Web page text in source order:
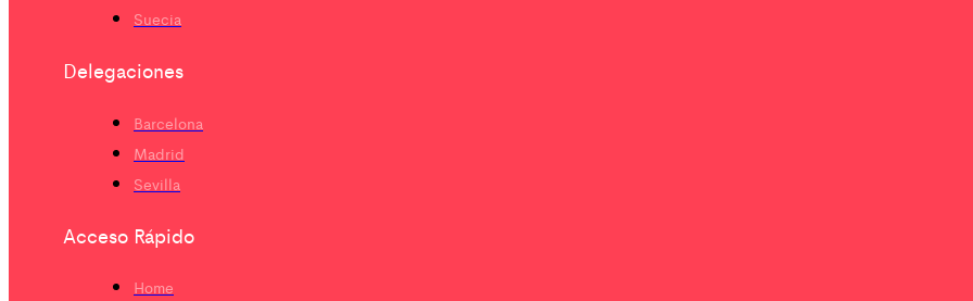
Suecia
Delegaciones
Barcelona
Madrid
Sevilla
Acceso Rápido
Home